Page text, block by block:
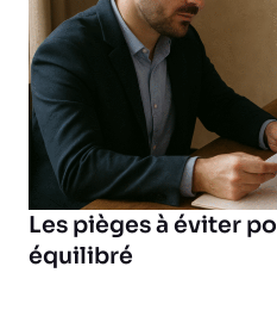
Les pièges à éviter
équilibré